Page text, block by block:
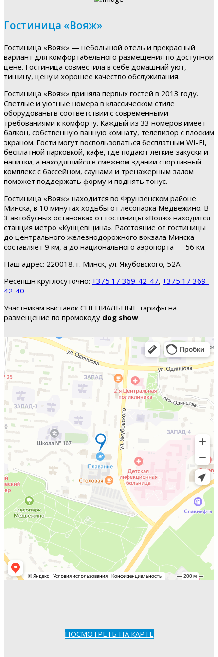
Гостиница «Вояж»
Гостиница «Вояж» — небольшой отель и прекрасный
вариант для комфортабельного размещения по доступной
цене. Гостиница совместила в себе домашний уют,
тишину, цену и хорошее качество обслуживания.
Гостиница «Вояж» приняла первых гостей в 2013 году.
Светлые и уютные номера в классическом стиле
оборудованы в соответствии с современными
требованиями к комфорту. Каждый из 33 номеров имеет
балкон, собственную ванную комнату, телевизор с плоским
экраном. Гости могут воспользоваться бесплатным WI-FI,
бесплатной парковкой, кафе, где подают легкие закуски и
напитки, а находящийся в смежном здании спортивный
комплекс с бассейном, саунами и тренажерным залом
поможет поддержать форму и поднять тонус.
Гостиница «Вояж» находится во Фрунзенском районе
Минска, в 10 минутах ходьбы от лесопарка Медвежино. В
3 автобусных остановках от гостиницы «Вояж» находится
станция метро «Кунцевщина». Расстояние от гостиницы
до центрального железнодорожного вокзала Минска
составляет 9 км, а до национального аэропорта — 56 км.
Наш адрес: 220018, г. Минск, ул. Якубовского, 52А.
Ресепшн круглосуточно: +375 17 369-42-47, +375 17 369-
42-40
Участникам выставок СПЕЦИАЛЬНЫЕ тарифы на
размещение по промокоду dog show
ПОСМОТРЕТЬ НА КАРТЕ